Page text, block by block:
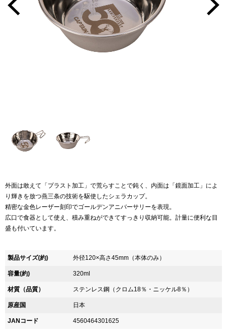
外面は敢えて「プラスト加工」で荒らすことで鈍く、内面は「鏡面加工」によ
り輝きを放つ燕三条の技術を駆使したシェラカップ。
精密な金色レーザー刻印でゴールデンアニバーサリーを表現。
広口で食器として使え、積み重ねができてすっきり収納可能。計量に便利な目
盛も付いています。
製品サイズ(約) 外径120×高さ45mm（本体のみ）
容量(約) 320ml
材質（品質） ステンレス鋼（クロム18％・ニッケル8％）
原産国 日本
JANコード 4560464301625